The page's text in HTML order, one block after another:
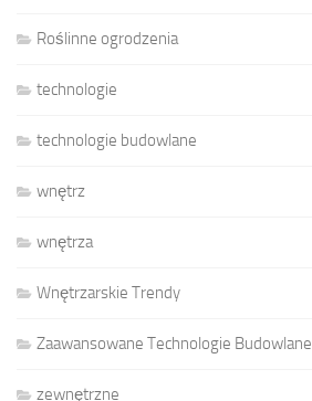
Roślinne ogrodzenia
technologie
technologie budowlane
wnętrz
wnętrza
Wnętrzarskie Trendy
Zaawansowane Technologie Budowlane
zewnętrzne